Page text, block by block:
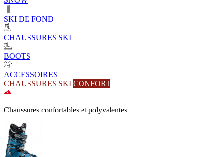
SKI DE FOND
CHAUSSURES SKI
BOOTS
ACCESSOIRES
CHAUSSURES SKI CONFORT
Chaussures confortables et polyvalentes